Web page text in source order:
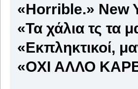
«Horrible.» New
«Τα χάλια τς τα
«Εκπληκτικοί,
«ΟΧΙ ΑΛΛΟ